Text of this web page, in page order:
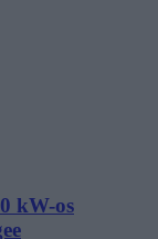
kW-os